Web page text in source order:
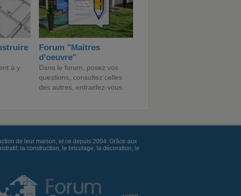
à y
Forum "Maitres
d'oeuvre"
Dans le forum, posez vos
questions, consultez celles
des autres, entraidez-vous.
de leur maison, et ce depuis 2004. Grâce aux
la construction, le bricolage, la décoration, le